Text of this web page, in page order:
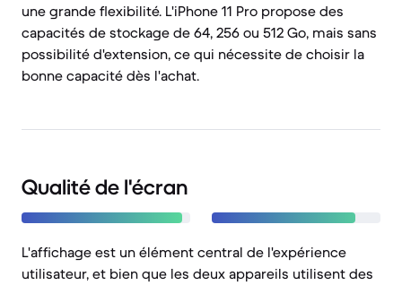
une grande flexibilité. L'iPhone 11 Pro propose des
capacités de stockage de 64, 256 ou 512 Go, mais sans
possibilité d'extension, ce qui nécessite de choisir la
bonne capacité dès l'achat.
Qualité de l'écran
L'affichage est un élément central de l'expérience
utilisateur, et bien que les deux appareils utilisent des